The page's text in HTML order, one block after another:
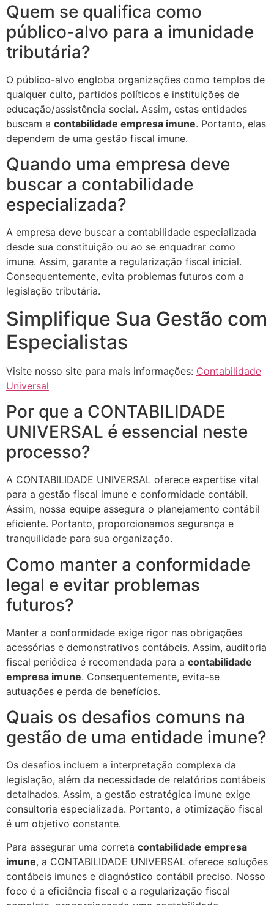
Quem se qualifica como
público-alvo para a imunidade
tributária?
O público-alvo engloba organizações como templos de
qualquer culto, partidos políticos e instituições de
educação/assistência social. Assim, estas entidades
buscam a contabilidade empresa imune. Portanto, elas
dependem de uma gestão fiscal imune.
Quando uma empresa deve
buscar a contabilidade
especializada?
A empresa deve buscar a contabilidade especializada
desde sua constituição ou ao se enquadrar como
imune. Assim, garante a regularização fiscal inicial.
Consequentemente, evita problemas futuros com a
legislação tributária.
Simplifique Sua Gestão com
Especialistas
Visite nosso site para mais informações: Contabilidade
Universal
Por que a CONTABILIDADE
UNIVERSAL é essencial neste
processo?
A CONTABILIDADE UNIVERSAL oferece expertise vital
para a gestão fiscal imune e conformidade contábil.
Assim, nossa equipe assegura o planejamento contábil
eficiente. Portanto, proporcionamos segurança e
tranquilidade para sua organização.
Como manter a conformidade
legal e evitar problemas
futuros?
Manter a conformidade exige rigor nas obrigações
acessórias e demonstrativos contábeis. Assim, auditoria
fiscal periódica é recomendada para a contabilidade
empresa imune. Consequentemente, evita-se
autuações e perda de benefícios.
Quais os desafios comuns na
gestão de uma entidade imune?
Os desafios incluem a interpretação complexa da
legislação, além da necessidade de relatórios contábeis
detalhados. Assim, a gestão estratégica imune exige
consultoria especializada. Portanto, a otimização fiscal
é um objetivo constante.
Para assegurar uma correta contabilidade empresa
imune, a CONTABILIDADE UNIVERSAL oferece soluções
contábeis imunes e diagnóstico contábil preciso. Nosso
foco é a eficiência fiscal e a regularização fiscal